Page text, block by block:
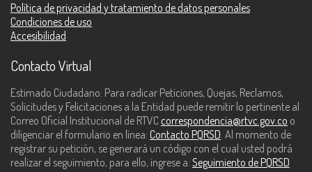
Política de privacidad y tratamiento de datos personales
Condiciones de uso
Accesibilidad
Contacto Virtual
Estimado Ciudadano: Para radicar Peticiones, Quejas, Reclamos,
Solicitudes y Felicitaciones a la Entidad puede remitir lo pertinente al
Correo Oficial Institucional de RTVC correspondencia@rtvc.gov.co o
diligenciar el formulario en línea: Contacto PQRSD. Al momento de
registrar su petición, se generará un código con el cual usted podrá
realizar el seguimiento, para ello, ingrese a: Seguimiento de PQRSD